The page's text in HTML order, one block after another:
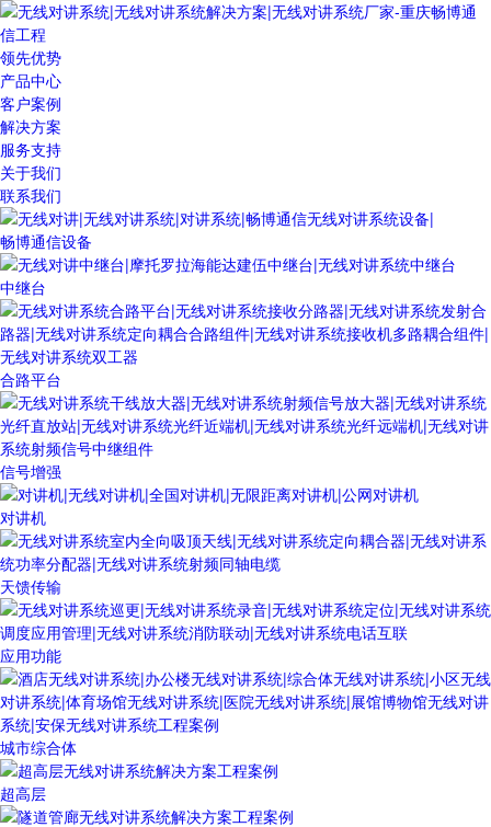
领先优势
产品中心
客户案例
解决方案
服务支持
关于我们
联系我们
畅博通信设备
中继台
合路平台
信号增强
对讲机
天馈传输
应用功能
城市综合体
超高层